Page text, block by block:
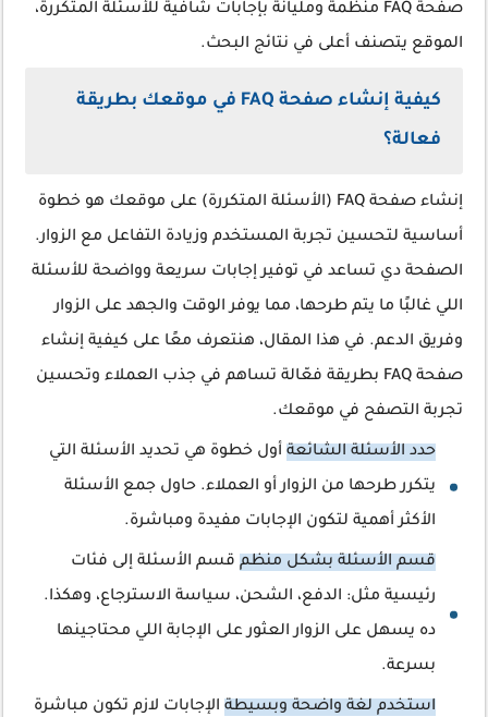
صفحة FAQ منظمة ومليانة بإجابات شافية للأسئلة المتكررة،
الموقع يتصنف أعلى في نتائج البحث.
كيفية إنشاء صفحة FAQ في موقعك بطريقة
فعالة؟
إنشاء صفحة FAQ (الأسئلة المتكررة) على موقعك هو خطوة
أساسية لتحسين تجربة المستخدم وزيادة التفاعل مع الزوار.
الصفحة دي تساعد في توفير إجابات سريعة وواضحة للأسئلة
اللي غالبًا ما يتم طرحها، مما يوفر الوقت والجهد على الزوار
وفريق الدعم. في هذا المقال، هنتعرف معًا على كيفية إنشاء
صفحة FAQ بطريقة فعّالة تساهم في جذب العملاء وتحسين
تجربة التصفح في موقعك.
حدد الأسئلة الشائعة أول خطوة هي تحديد الأسئلة التي
يتكرر طرحها من الزوار أو العملاء. حاول جمع الأسئلة
الأكثر أهمية لتكون الإجابات مفيدة ومباشرة.
قسم الأسئلة بشكل منظم قسم الأسئلة إلى فئات
رئيسية مثل: الدفع، الشحن، سياسة الاسترجاع، وهكذا.
ده يسهل على الزوار العثور على الإجابة اللي محتاجينها
بسرعة.
استخدم لغة واضحة وبسيطة الإجابات لازم تكون مباشرة